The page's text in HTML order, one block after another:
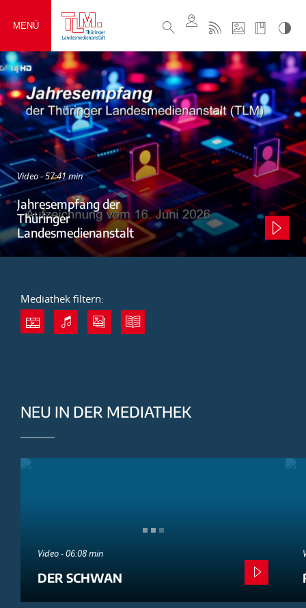
MENÜ
Video - 57:41 min
Jahresempfang der
Thüringer
Landesmedienanstalt
Mediathek filtern:
NEU IN DER MEDIATHEK
Video - 06:08 min
DER SCHWAN